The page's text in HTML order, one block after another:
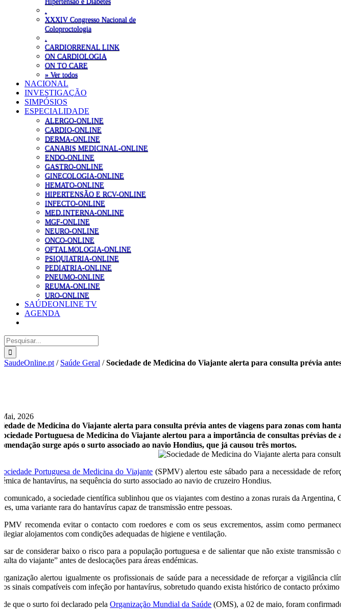
XXXIV Congresso Nacional de
Coloproctologia
CARDIORRENAL LINK
ON CARDIOLOGIA
ON TO CARE
» Ver todos
NACIONAL
INVESTIGAÇÃO
SIMPÓSIOS
ESPECIALIDADE
ALERGO-ONLINE
CARDIO-ONLINE
DERMA-ONLINE
CANABIS MEDICINAL-ONLINE
ENDO-ONLINE
GASTRO-ONLINE
GINECOLOGIA-ONLINE
HEMATO-ONLINE
HIPERTENSÃO E RCV-ONLINE
INFECTO-ONLINE
MED.INTERNA-ONLINE
MGF-ONLINE
NEURO-ONLINE
ONCO-ONLINE
OFTALMOLOGIA-ONLINE
PSIQUIATRIA-ONLINE
PEDIATRIA-ONLINE
PNEUMO-ONLINE
REUMA-ONLINE
URO-ONLINE
SAÚDEONLINE TV
AGENDA
Pesquisar
SaudeOnline.pt / Saúde Geral /Sociedade de Medicina do Viajante alerta para consulta prévia
2026
de Medicina do Viajante alerta para consulta prévia antes de viagens para zonas com
Portuguesa de Medicina do Viajante alertou para a importância de consultas prévias
surge após o surto associado ao navio Hondius, que já causou três mortos.
Portuguesa de Medicina do Viajante (SPMV) alertou este sábado para a necessidade de
de hantavírus, na sequência do surto associado ao navio de cruzeiro Hondius.
comunicado, a sociedade científica sublinhou que os viajantes com destino a zonas rurais da
uma variante rara do hantavírus capaz de transmissão entre pessoas.
recomenda evitar o contacto com roedores e com os seus excrementos, assim como
alojamentos com condições adequadas de higiene e ventilação.
de considerar baixo o risco para a população portuguesa e de salientar que não existe
do viajante” antes de deslocações para áreas endémicas.
alertou igualmente os profissionais de saúde para a necessidade de reforçar a vigilância
sinais compatíveis com infeção por hantavírus, sobretudo quando exista histórico de contacto
que o surto foi declarado pelaOrganização Mundial da Saúde (OMS), a 02 de maio, foram